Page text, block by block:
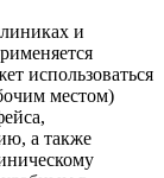
и
использоваться
местом)
а также